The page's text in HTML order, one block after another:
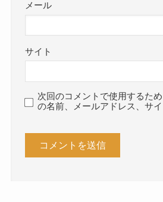
メール
サイト
次回のコメントで使用するた
の名前、メールアドレス、サイ